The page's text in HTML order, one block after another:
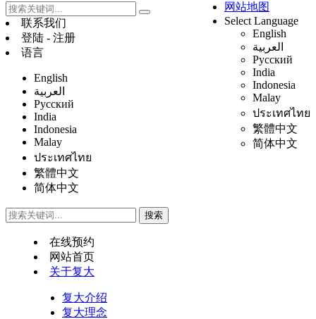
网站地图
Select Language
English
العربية
Русский
India
Indonesia
Malay
ประเทศไทย
繁體中文
简体中文
联系我们
登陆 - 注册
语言
English
العربية
Русский
India
Indonesia
Malay
ประเทศไทย
繁體中文
简体中文
在线预约
网站首页
关于复大
复大介绍
复大理念